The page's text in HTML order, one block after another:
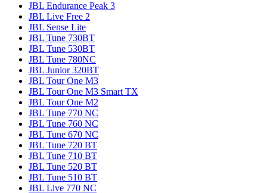
JBL Endurance Peak 3
JBL Live Free 2
JBL Sense Lite
JBL Tune 730BT
JBL Tune 530BT
JBL Tune 780NC
JBL Junior 320BT
JBL Tour One M3
JBL Tour One M3 Smart TX
JBL Tour One M2
JBL Tune 770 NC
JBL Tune 760 NC
JBL Tune 670 NC
JBL Tune 720 BT
JBL Tune 710 BT
JBL Tune 520 BT
JBL Tune 510 BT
JBL Live 770 NC